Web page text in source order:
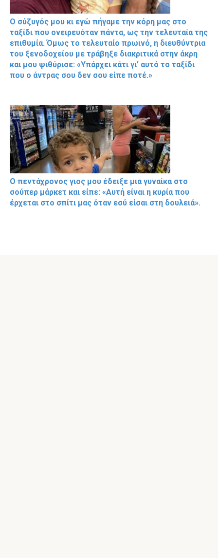
Ο σύζυγός μου κι εγώ πήγαμε την κόρη μας στο
ταξίδι που ονειρευόταν πάντα, ως την τελευταία της
επιθυμία. Όμως το τελευταίο πρωινό, η διευθύντρια
του ξενοδοχείου με τράβηξε διακριτικά στην άκρη
και μου ψιθύρισε: «Υπάρχει κάτι γι’ αυτό το ταξίδι
που ο άντρας σου δεν σου είπε ποτέ.»
Ο πεντάχρονος γιος μου έδειξε μια γυναίκα στο
σούπερ μάρκετ και είπε: «Αυτή είναι η κυρία που
έρχεται στο σπίτι μας όταν εσύ είσαι στη δουλειά».